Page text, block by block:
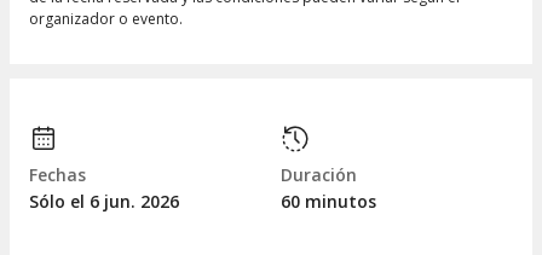
organizador o evento.
Fechas
Sólo el 6 jun. 2026
Duración
60 minutos